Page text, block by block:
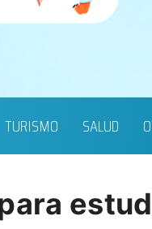
TURISMO SALUD